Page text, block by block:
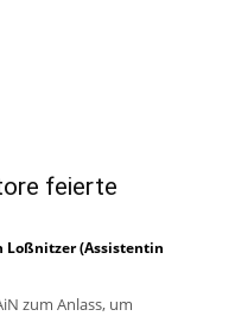
feierte
Loßnitzer (Assistentin
zum Anlass, um